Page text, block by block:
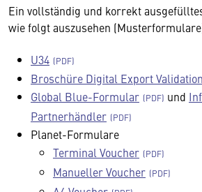
Ein vollständig und korrekt
wie folgt auszusehen
U34
Broschüre Digital Export
Global Blue-Formular
und
Partnerhändler
Planet-Formulare
Terminal Voucher
Manueller Voucher